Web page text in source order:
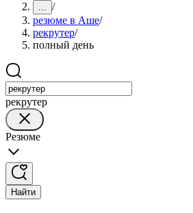
... /
резюме в Аше/
рекрутер/
полный день
рекрутер
Резюме
Найти